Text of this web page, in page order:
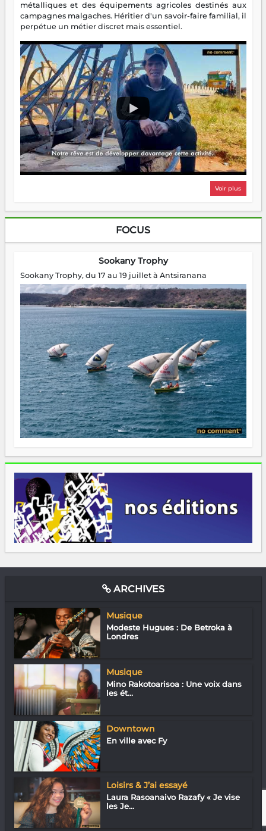
métalliques et des équipements agricoles destinés aux
campagnes malgaches. Héritier d'un savoir-faire familial, il
perpétue un métier discret mais essentiel.
Voir plus
FOCUS
Sookany Trophy
Sookany Trophy, du 17 au 19 juillet à Antsiranana
ARCHIVES
Musique
Modeste Hugues : De Betroka à
Londres
Musique
Mino Rakotoarisoa : Une voix dans
les ét...
Downtown
En ville avec Fy
Loisirs & J’ai essayé
Laura Rasoanaivo Razafy « Je vise
les Je...